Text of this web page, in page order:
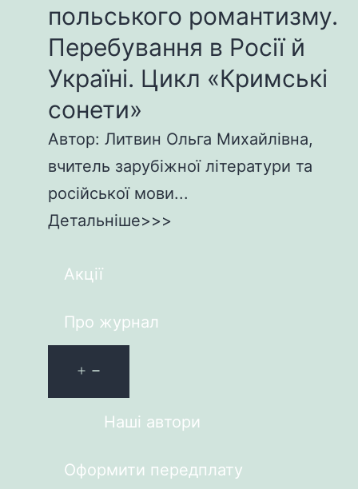
польського романтизму.
Перебування в Росії й
Україні. Цикл «Кримські
сонети»
Автор: Литвин Ольга Михайлівна,
вчитель зарубіжної літератури та
російської мови...
Детальніше>>>
Акції
Про журнал
Наші автори
Оформити передплату